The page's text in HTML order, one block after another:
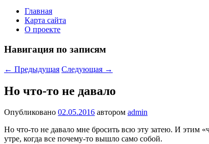
Главная
Карта сайта
О проекте
Навигация по записям
← Предыдущая Следующая →
Но что-то не давало
Опубликовано 02.05.2016 автором admin
Но что-то не давало мне бросить всю эту затею. И этим
утре, когда все почему-то вышло само собой.